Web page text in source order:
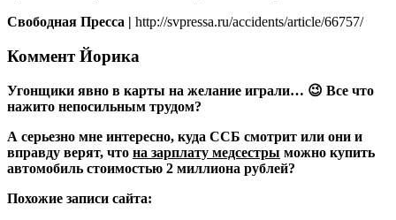
Свободная Пресса | http://svpressa.ru/accidents/article/66757/
Коммент Йорика
Угонщики явно в карты на желание играли… 😉 Все что
нажито непосильным трудом?
А серьезно мне интересно, куда ССБ смотрит или они и
вправду верят, что на зарплату медсестры можно купить
автомобиль стоимостью 2 миллиона рублей?
Похожие записи сайта: